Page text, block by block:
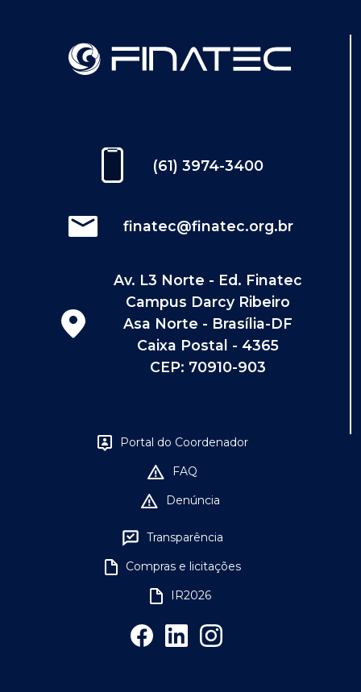
(61) 3974-3400
finatec@finatec.org.br
Av. L3 Norte - Ed. Finatec
Campus Darcy Ribeiro
Asa Norte - Brasília-DF
Caixa Postal - 4365
CEP: 70910-903
Portal do Coordenador
FAQ
Denúncia
Transparência
Compras e licitações
IR2026